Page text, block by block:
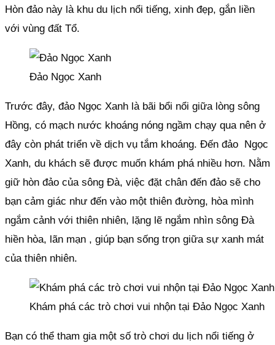
Hòn đảo này là khu du lịch nổi tiếng, xinh đẹp, gắn liền
với vùng đất Tổ.
Đảo Ngọc Xanh
Trước đây, đảo Ngọc Xanh là bãi bổi nổi giữa lòng sông
Hồng, có mạch nước khoáng nóng ngầm chạy qua nên ở
đây còn phát triển về dịch vụ tắm khoáng. Đến đảo Ngọc
Xanh, du khách sẽ được muốn khám phá nhiều hơn. Nằm
giữ hòn đảo của sông Đà, việc đặt chân đến đảo sẽ cho
bạn cảm giác như đến vào một thiên đường, hòa mình
ngắm cảnh với thiên nhiên, lặng lẽ ngắm nhìn sông Đà
hiền hòa, lãn mạn , giúp bạn sống trọn giữa sự xanh mát
của thiên nhiên.
Khám phá các trò chơi vui nhộn tại Đảo Ngọc Xanh
Bạn có thể tham gia một số trò chơi du lịch nổi tiếng ở